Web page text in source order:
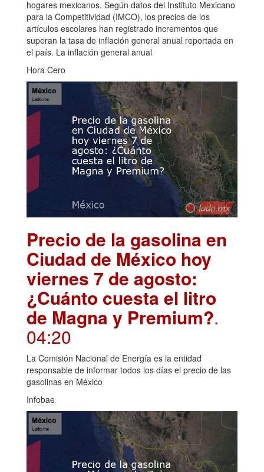
hogares mexicanos. Según datos del Instituto Mexicano
para la Competitividad (IMCO), los precios de los
artículos escolares han registrado incrementos que
superan la tasa de inflación general anual reportada en
el país. La inflación general anual
Hora Cero
Precio de la gasolina en
Ciudad de México hoy
viernes 7 de agosto:
¿Cuánto cuesta el litro
de Magna y Premium?.
04:20
La Comisión Nacional de Energía es la entidad
responsable de informar todos los días el precio de las
gasolinas en México
Infobae